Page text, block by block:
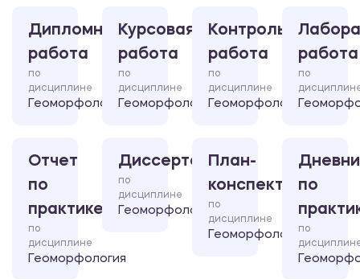
Дипломная
работа
по
дисциплине
Геоморфология
Курсовая
работа
по
дисциплине
Геоморфология
Контрольная
работа
по
дисциплине
Геоморфология
работа
по
Отчет
по
практике
по
дисциплине
Геоморфология
Диссертация
по
дисциплине
Геоморфология
План-
конспект
по
дисциплине
Геоморфология
по
по